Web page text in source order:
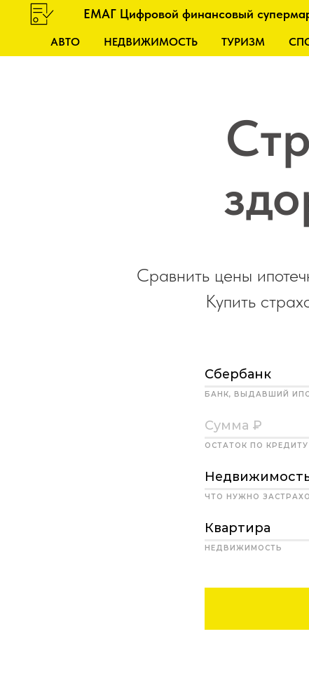
ЕМАГ Цифровой финансовый
АВТО НЕДВИЖИМОСТЬ ТУРИЗМ
Сравнить цены
Купить